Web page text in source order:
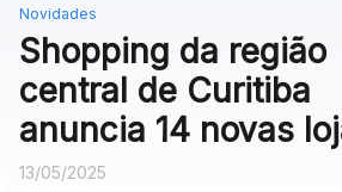
Novidades
Shopping da região
central de Curitiba
anuncia 14 novas
campanha com
13/05/2025